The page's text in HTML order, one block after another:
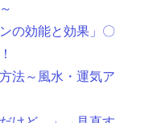
の効能と効果」〇
法～風水・運気ア